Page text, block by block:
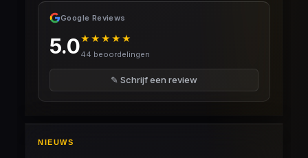
Google Reviews
5.0★★★★★
44 beoordelingen
✎ Schrijf een review
NIEUWS